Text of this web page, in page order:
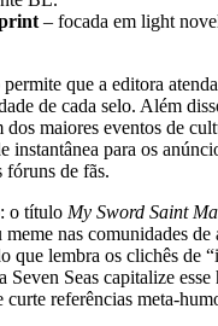
– focada em light
permite que a editora
de cada selo. Além
maiores eventos de
instantânea para os
fóruns de fãs.
o título My Sword Saint
nas comunidades de
que lembra os clichês de
Seven Seas capitalize
referências